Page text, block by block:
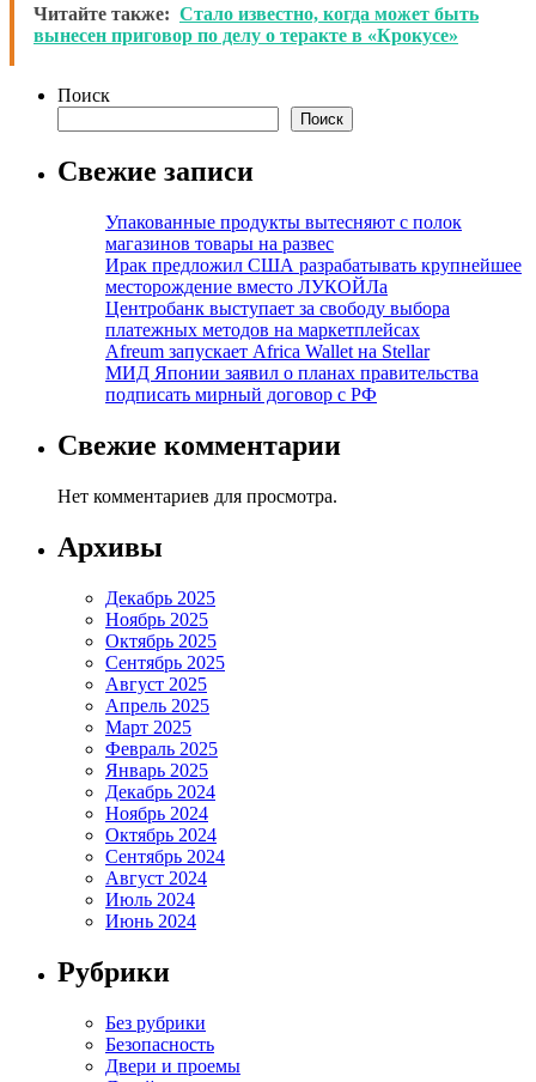
Читайте также: Стало известно, когда может быть
вынесен приговор по делу о теракте в «Крокусе»
Поиск
Поиск
Свежие записи
Упакованные продукты вытесняют с полок
магазинов товары на развес
Ирак предложил США разрабатывать крупнейшее
месторождение вместо ЛУКОЙЛа
Центробанк выступает за свободу выбора
платежных методов на маркетплейсах
Afreum запускает Africa Wallet на Stellar
МИД Японии заявил о планах правительства
подписать мирный договор с РФ
Свежие комментарии
Нет комментариев для просмотра.
Архивы
Декабрь 2025
Ноябрь 2025
Октябрь 2025
Сентябрь 2025
Август 2025
Апрель 2025
Март 2025
Февраль 2025
Январь 2025
Декабрь 2024
Ноябрь 2024
Октябрь 2024
Сентябрь 2024
Август 2024
Июль 2024
Июнь 2024
Рубрики
Без рубрики
Безопасность
Двери и проемы